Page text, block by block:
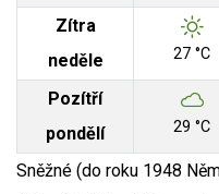
Zítra
neděle
27 °C
Pozítří
pondělí
29 °C
Sněžné (do roku 1948